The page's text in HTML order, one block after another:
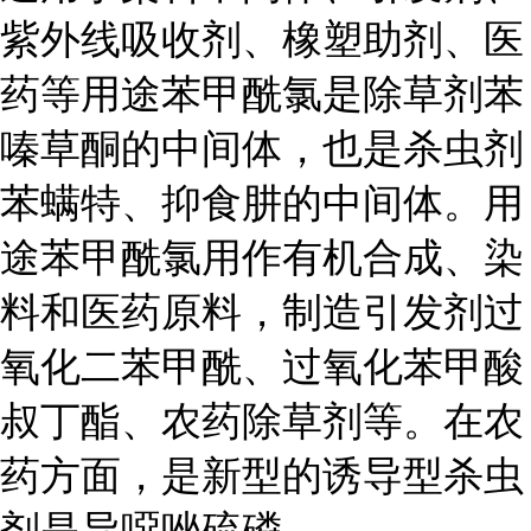
紫外线吸收剂、橡塑助剂、医
药等用途苯甲酰氯是除草剂苯
嗪草酮的中间体，也是杀虫剂
苯螨特、抑食肼的中间体。用
途苯甲酰氯用作有机合成、染
料和医药原料，制造引发剂过
氧化二苯甲酰、过氧化苯甲酸
叔丁酯、农药除草剂等。在农
药方面，是新型的诱导型杀虫